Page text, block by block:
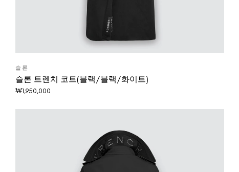
슬론
슬론 트렌치 코트(블랙/블랙/화이트)
₩1,950,000